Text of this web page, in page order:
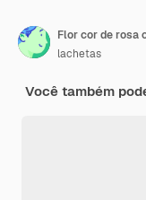
Flor cor de rosa
lachetas
Você também